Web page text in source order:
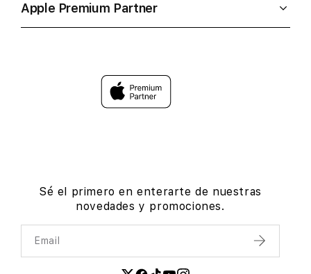
Apple Premium Partner
Sé el primero en enterarte de nuestras
novedades y promociones.
Email